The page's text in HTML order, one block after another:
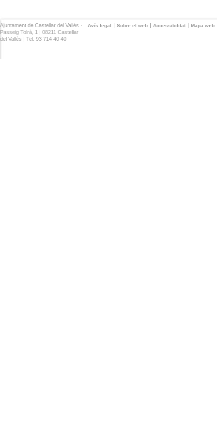
Avís legal Sobre el web Accessibilitat Mapa web
Ajuntament de Castellar del Vallès ·
Passeig Tolrà, 1 | 08211 Castellar
del Vallès | Tel. 93 714 40 40